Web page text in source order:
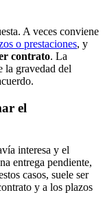
A veces conviene
o prestaciones, y
contrato. La
la gravedad del
el
interesa y el
entrega pendiente,
casos, suele ser
y a los plazos